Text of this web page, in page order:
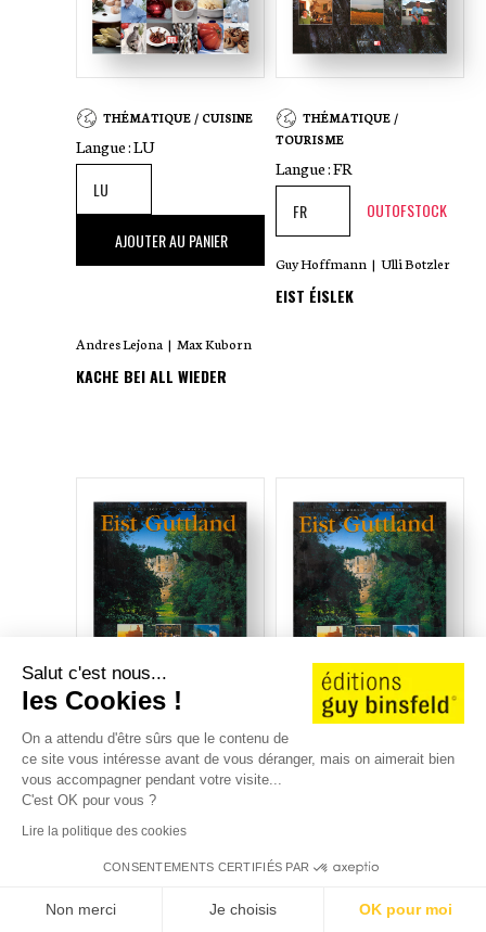
THÉMATIQUE / CUISINE
Langue :LU
,00 €
AJOUTER AU PANIER
Andres Lejona | Max Kuborn
KACHE BEI ALL WIEDER
THÉMATIQUE /
TOURISME
Langue :FR
OUTOFSTOCK
Guy Hoffmann | Ulli Botzler
EIST ÉISLEK
THÉMATIQUE /
Langue :FR
THÉMATIQUE /
TOURISME
Salut c'est nous...
les Cookies !
On a attendu d'être sûrs que le contenu de
ce site vous intéresse avant de vous déranger, mais on aimerait bien
vous accompagner pendant votre visite...
C'est OK pour vous ?
Lire la politique des cookies
CONSENTEMENTS CERTIFIÉS PAR
Non merci Je choisis OK pour moi